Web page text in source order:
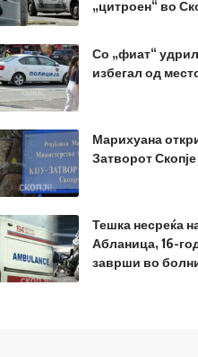
„цитроен“ во
Со „фиат“
избегал од
Марихуана
Затворот Скопје
Тешка несреќа
Абланица, 16-
заврши во